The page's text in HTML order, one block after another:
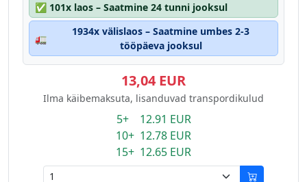
✅ 101x laos – Saatmine 24 tunni jooksul
🚛
1934x välislaos – Saatmine umbes 2-3
tööpäeva jooksul
13,04 EUR
Ilma käibemaksuta, lisanduvad transpordikulud
5+ 12.91 EUR
10+ 12.78 EUR
15+ 12.65 EUR